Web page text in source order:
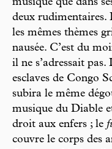
musique que dans
deux rudimentaires.
les mêmes thèmes
nausée. C’est du
il ne s’adressait pas.
esclaves de Congo
subira le même
musique du Diable
droit aux enfers ; le
couvre le corps des